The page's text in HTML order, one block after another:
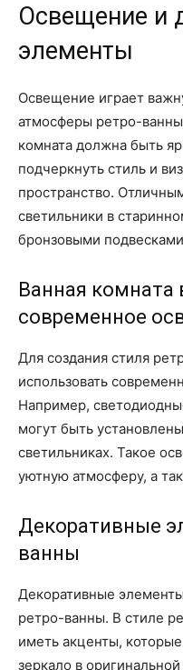
Освещение и
элементы
Освещение играет
атмосферы ретро-
комната должна быть
подчеркнуть стиль и
пространство.
светильники в
бронзовыми
Ванная комната
современное
Для создания стиля
использовать
Например,
могут быть
светильниках. Такое
уютную атмосферу, а
Декоративные
ванны
Декоративные
ретро-ванны. В стиле
иметь акценты,
зеркало в